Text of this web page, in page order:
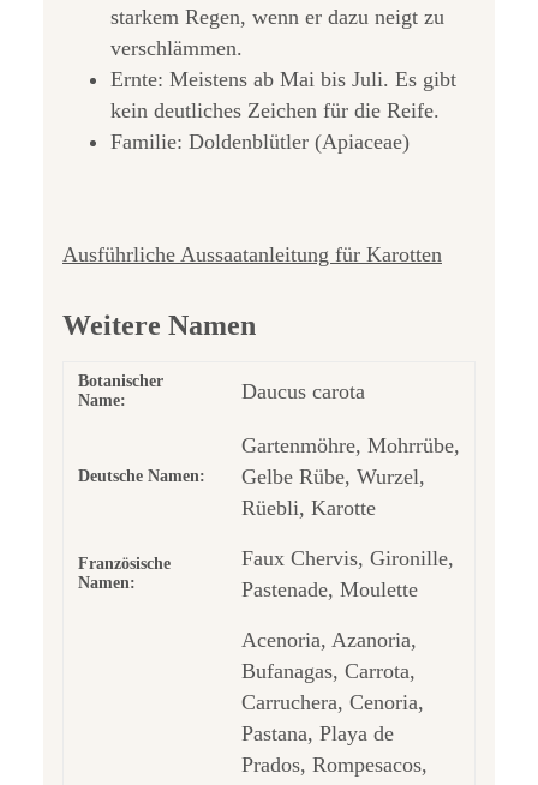
starkem Regen, wenn er dazu neigt zu
verschlämmen.
Ernte: Meistens ab Mai bis Juli. Es gibt
kein deutliches Zeichen für die Reife.
Familie: Doldenblütler (Apiaceae)
Ausführliche Aussaatanleitung für Karotten
Weitere Namen
Botanischer
Name:
Daucus carota
Deutsche Namen:
Gartenmöhre, Mohrrübe,
Gelbe Rübe, Wurzel,
Rüebli, Karotte
Französische
Namen:
Faux Chervis, Gironille,
Pastenade, Moulette
Acenoria, Azanoria,
Bufanagas, Carrota,
Carruchera, Cenoria,
Pastana, Playa de
Prados, Rompesacos,